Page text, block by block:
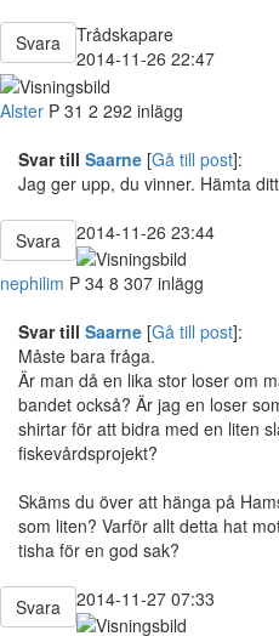
Svara
Trådskapare
2014-11-26 22:47
Alster P 31 2 292 inlägg
Svar till Saarne [Gå till post]:
Jag ger upp, du vinner. Hämta
Svara
2014-11-26 23:44
nephilim P 34 8 307 inlägg
Svar till Saarne [Gå till post]:
Måste bara fråga.
Är man då en lika stor loser om
bandet också? Är jag en loser
shirtar för att bidra med en liten
fiskevårdsprojekt?
Skäms du över att hänga på
som liten? Varför allt detta hat
tisha för en god sak?
Svara
2014-11-27 07:33